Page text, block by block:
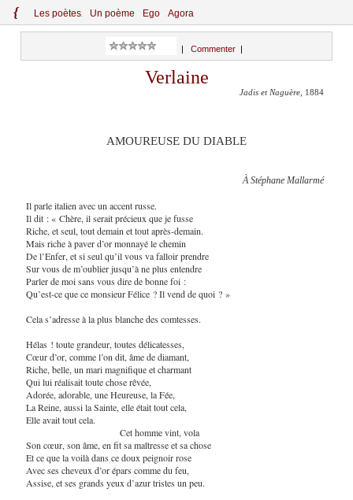
{ Les poètes Un poème Ego Agora
Commenter
Verlaine
Jadis et Naguère , 1884
AMOUREUSE DU DIABLE
À Stéphane Mallarmé
Il parle italien avec un accent russe.
Il dit : « Chère, il serait précieux que je fusse
Riche, et seul, tout demain et tout après-demain.
Mais riche à paver d’or monnayé le chemin
De l’Enfer, et si seul qu’il vous va falloir prendre
Sur vous de m’oublier jusqu’à ne plus entendre
Parler de moi sans vous dire de bonne foi :
Qu’est-ce que ce monsieur Félice ? Il vend de quoi ? »
Cela s’adresse à la plus blanche des comtesses.
Hélas ! toute grandeur, toutes délicatesses,
Cœur d’or, comme l’on dit, âme de diamant,
Riche, belle, un mari magnifique et charmant
Qui lui réalisait toute chose rêvée,
Adorée, adorable, une Heureuse, la Fée,
La Reine, aussi la Sainte, elle était tout cela,
Elle avait tout cela.
Cet homme vint, vola
Son cœur, son âme, en fit sa maîtresse et sa chose
Et ce que la voilà dans ce doux peignoir rose
Avec ses cheveux d’or épars comme du feu,
Assise, et ses grands yeux d’azur tristes un peu.